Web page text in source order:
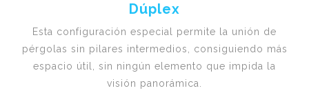
Dúplex
Esta configuración especial permite la unión de
pérgolas sin pilares intermedios, consiguiendo más
espacio útil, sin ningún elemento que impida la
visión panorámica.